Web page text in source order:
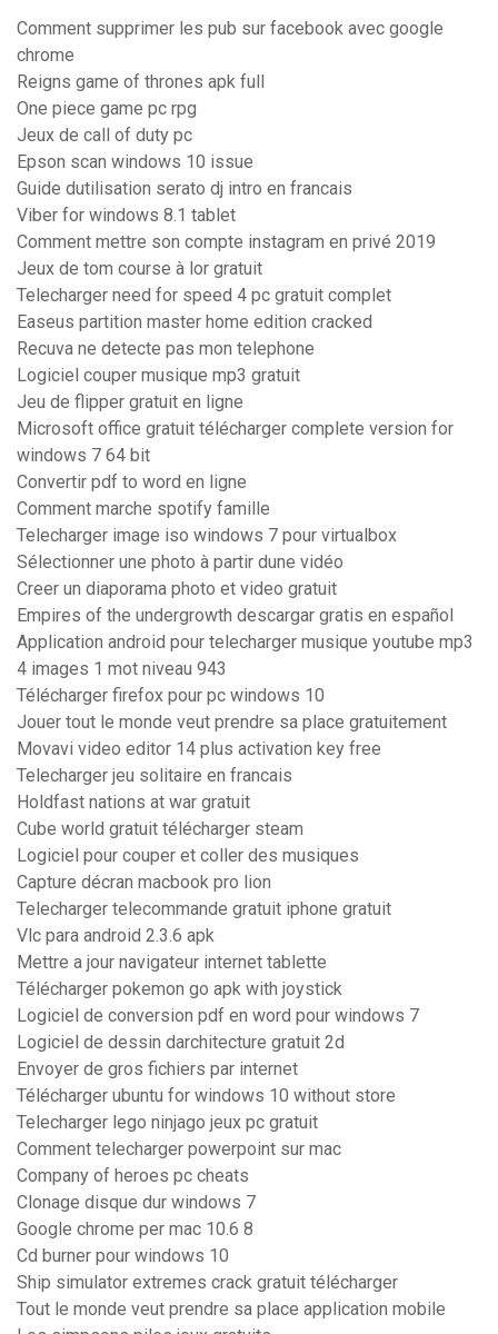
Comment supprimer les pub sur facebook avec google
chrome
Reigns game of thrones apk full
One piece game pc rpg
Jeux de call of duty pc
Epson scan windows 10 issue
Guide dutilisation serato dj intro en francais
Viber for windows 8.1 tablet
Comment mettre son compte instagram en privé 2019
Jeux de tom course à lor gratuit
Telecharger need for speed 4 pc gratuit complet
Easeus partition master home edition cracked
Recuva ne detecte pas mon telephone
Logiciel couper musique mp3 gratuit
Jeu de flipper gratuit en ligne
Microsoft office gratuit télécharger complete version for
windows 7 64 bit
Convertir pdf to word en ligne
Comment marche spotify famille
Telecharger image iso windows 7 pour virtualbox
Sélectionner une photo à partir dune vidéo
Creer un diaporama photo et video gratuit
Empires of the undergrowth descargar gratis en español
Application android pour telecharger musique youtube mp3
4 images 1 mot niveau 943
Télécharger firefox pour pc windows 10
Jouer tout le monde veut prendre sa place gratuitement
Movavi video editor 14 plus activation key free
Telecharger jeu solitaire en francais
Holdfast nations at war gratuit
Cube world gratuit télécharger steam
Logiciel pour couper et coller des musiques
Capture décran macbook pro lion
Telecharger telecommande gratuit iphone gratuit
Vlc para android 2.3.6 apk
Mettre a jour navigateur internet tablette
Télécharger pokemon go apk with joystick
Logiciel de conversion pdf en word pour windows 7
Logiciel de dessin darchitecture gratuit 2d
Envoyer de gros fichiers par internet
Télécharger ubuntu for windows 10 without store
Telecharger lego ninjago jeux pc gratuit
Comment telecharger powerpoint sur mac
Company of heroes pc cheats
Clonage disque dur windows 7
Google chrome per mac 10.6 8
Cd burner pour windows 10
Ship simulator extremes crack gratuit télécharger
Tout le monde veut prendre sa place application mobile